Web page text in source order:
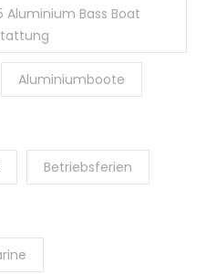
Aluminium Bass Boat
Aluminiumboote
Betriebsferien